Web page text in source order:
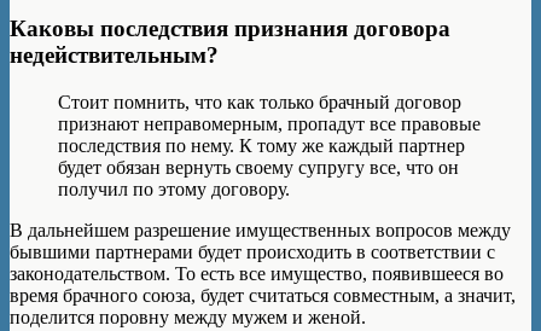
Каковы последствия признания договора
недействительным?
Стоит помнить, что как только брачный договор
признают неправомерным, пропадут все правовые
последствия по нему. К тому же каждый партнер
будет обязан вернуть своему супругу все, что он
получил по этому договору.
В дальнейшем разрешение имущественных вопросов между
бывшими партнерами будет происходить в соответствии с
законодательством. То есть все имущество, появившееся во
время брачного союза, будет считаться совместным, а значит,
поделится поровну между мужем и женой.